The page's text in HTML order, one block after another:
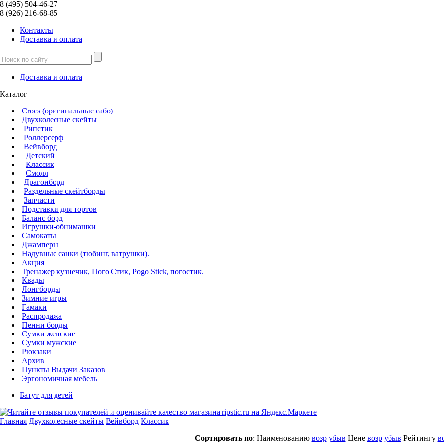
8 (495) 504-46-27
8 (926) 216-68-85
Контакты
Доcтавка и оплата
Доcтавка и оплата
Каталог
Crocs (оригинальные сабо)
Двухколесные скейты
Рипстик
Роллерсерф
Вейвборд
Детский
Классик
Смолл
Драгонборд
Раздельные скейтборды
Запчасти
Подставки для тортов
Баланс борд
Игрушки-обнимашки
Самокаты
Джамперы
Надувные санки (тюбинг, ватрушки).
Акция
Тренажер кузнечик, Пого Стик, Pogo Stick, погостик.
Квады
Лонгборды
Зимние игры
Гамаки
Распродажа
Пенни борды
Сумки женские
Сумки мужские
Рюкзаки
Архив
Пункты Выдачи Заказов
Эргономичная мебель
Батут для детей
Главная Двухколесные скейты Вейвборд Классик
Сортировать по: Наименованию возр убыв Цене возр убыв Рейтингу